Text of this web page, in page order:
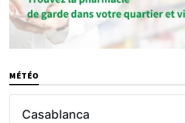
MÉTÉO
Casablanca